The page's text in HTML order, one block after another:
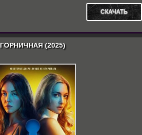
СКАЧАТЬ
ГОРНИЧНАЯ (2025)